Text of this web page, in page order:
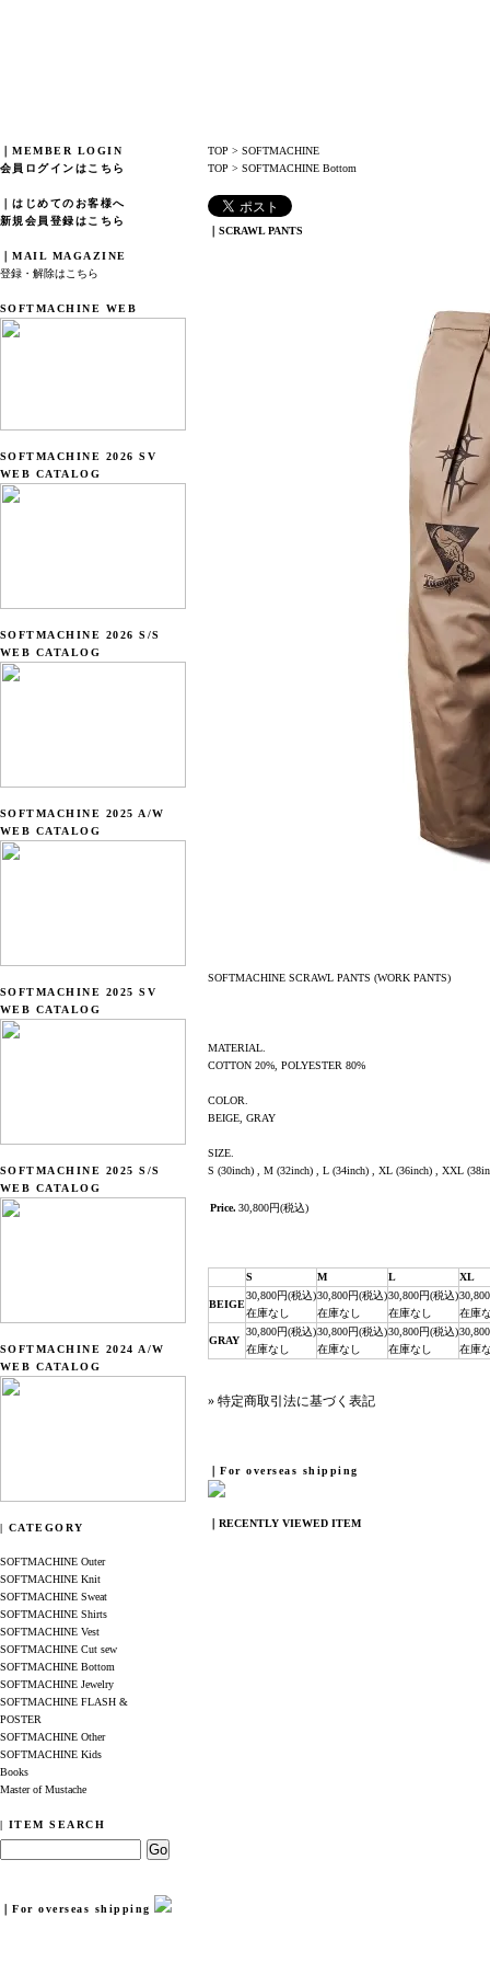
｜MEMBER LOGIN
会員ログインはこちら
｜はじめてのお客様へ
新規会員登録はこちら
｜MAIL MAGAZINE
登録・解除はこちら
SOFTMACHINE WEB
SOFTMACHINE 2026 SV
WEB CATALOG
SOFTMACHINE 2026 S/S
WEB CATALOG
SOFTMACHINE 2025 A/W
WEB CATALOG
SOFTMACHINE 2025 SV
WEB CATALOG
SOFTMACHINE 2025 S/S
WEB CATALOG
SOFTMACHINE 2024 A/W
WEB CATALOG
| CATEGORY
SOFTMACHINE Outer
SOFTMACHINE Knit
SOFTMACHINE Sweat
SOFTMACHINE Shirts
SOFTMACHINE Vest
SOFTMACHINE Cut sew
SOFTMACHINE Bottom
SOFTMACHINE Jewelry
SOFTMACHINE FLASH &
POSTER
SOFTMACHINE Other
SOFTMACHINE Kids
Books
Master of Mustache
| ITEM SEARCH
｜For overseas shipping
TOP > SOFTMACHINE
TOP > SOFTMACHINE Bottom
｜SCRAWL PANTS
SOFTMACHINE SCRAWL PANTS (WORK PANTS)
MATERIAL.
COTTON 20%, POLYESTER 80%
COLOR.
BEIGE, GRAY
SIZE.
S (30inch) , M (32inch) , L (34inch) , XL (36inch) , XXL
Price. 30,800円(税込)
S M L XL
BEIGE
30,800円(税込)
在庫なし
30,800円(税込)
在庫なし
30,800円(税込)
在庫なし
在庫
GRAY
30,800円(税込)
在庫なし
30,800円(税込)
在庫なし
30,800円(税込)
在庫なし
在庫
» 特定商取引法に基づく表記
｜For overseas shipping
｜RECENTLY VIEWED ITEM